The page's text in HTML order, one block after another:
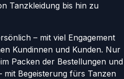
Tanzkleidung bis hin zu
– mit viel Engagement
Kundinnen und Kunden. Nur
Packen der Bestellungen und
mit Begeisterung fürs Tanzen